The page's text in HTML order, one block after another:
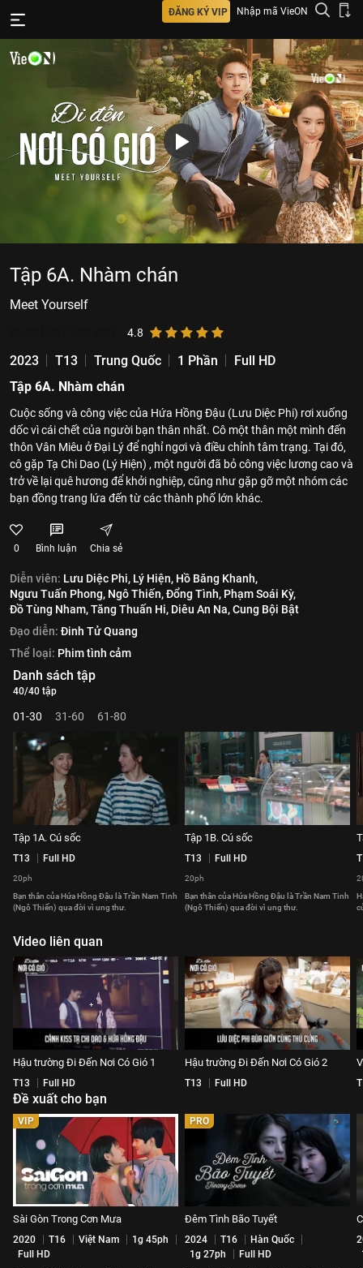
ĐĂNG KÝ VIP Nhập mã VieON
Tập 6A. Nhàm chán
Meet Yourself
4.8
2023 T13 Trung Quốc 1 Phần
Full HD
Tập 6A. Nhàm chán
Cuộc sống và công việc của Hứa Hồng Đậu (Lưu Diệc Phi) rơi xuống
dốc vì cái chết của người bạn thân nhất. Cô một thân một mình đến
thôn Vân Miêu ở Đại Lý để nghỉ ngơi và điều chỉnh tâm trạng. Tại đó,
cô gặp Tạ Chi Dao (Lý Hiện) , một người đã bỏ công việc lương cao và
trở về lại quê hương để khởi nghiệp, cũng như gặp gỡ một nhóm các
bạn đồng trang lứa đến từ các thành phố lớn khác.
0 Bình luận Chia sẻ
Diễn viên: Lưu Diệc Phi, Lý Hiện, Hồ Băng Khanh,
Ngưu Tuấn Phong, Ngô Thiến,Đổng Tình, Phạm Soái Kỳ,
Đồ Tùng Nham,Tăng Thuấn Hi, Diêu An Na,Cung Bội Bật
Đạo diễn: Đinh Tử Quang
Thể loại: Phim tình cảm
Danh sách tập
40/40 tập
01-30 31-60 61-80
Tập 1A. Cú sốc
T13 Full HD
20ph
Bạn thân của Hứa Hồng Đậu là Trần Nam Tinh
(Ngô Thiến) qua đời vì ung thư.
Tập 1B. Cú sốc
T13 Full HD
20ph
Bạn thân của Hứa Hồng Đậu là Trần Nam Tinh
(Ngô Thiến) qua đời vì ung thư.
Video liên quan
Hậu trường Đi Đến Nơi Có Gió 1
T13 Full HD
Hậu trường Đi Đến Nơi Có Gió 2
T13 Full HD
Đề xuất cho bạn
VIP
Sài Gòn Trong Cơn Mưa
2020 T16 Việt Nam
1g 45ph
Full HD
PRO
Đêm Tình Bão Tuyết
2024 T16
Hàn Quốc
1g 27ph
Full HD